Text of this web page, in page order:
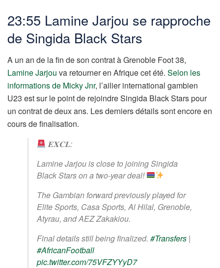
23:55 Lamine Jarjou se rapproche
de Singida Black Stars
A un an de la fin de son contrat à Grenoble Foot 38,
Lamine Jarjou va retourner en Afrique cet été. Selon les
informations de Micky Jnr, l’ailier international gambien
U23 est sur le point de rejoindre Singida Black Stars pour
un contrat de deux ans. Les derniers détails sont encore en
cours de finalisation.
𝐄𝐗𝐂𝐋:
Lamine Jarjou is close to joining Singida
Black Stars on a two-year deal!
The Gambian forward previously played for
Elite Sports, Casa Sports, Al Hilal, Grenoble,
Atyrau, and AEZ Zakakiou.
Final details still being finalized. #Transfers |
#AfricanFootball
pic.twitter.com/75VFZYYyD7